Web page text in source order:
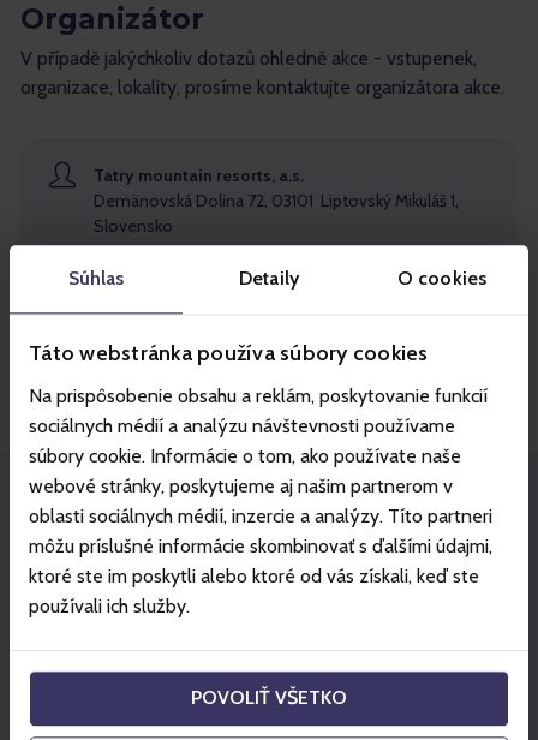
Súhlas Detaily O cookies
Táto webstránka používa súbory cookies
Na prispôsobenie obsahu a reklám, poskytovanie funkcií
sociálnych médií a analýzu návštevnosti používame
súbory cookie. Informácie o tom, ako používate naše
webové stránky, poskytujeme aj našim partnerom v
oblasti sociálnych médií, inzercie a analýzy. Títo partneri
môžu príslušné informácie skombinovať s ďalšími údajmi,
ktoré ste im poskytli alebo ktoré od vás získali, keď ste
používali ich služby.
POVOLIŤ VŠETKO
Organizátor
V případě jakýchkoliv dotazů ohledně akce - vstupenek,
organizace, lokality, prosíme kontaktujte organizátora akce.
Tatry mountain resorts, a.s.
Demänovská Dolina 72, 03101 Liptovský Mikuláš 1,
Slovensko
DIČ: 2020428036
IČ DPH: SK2020428036
Email
Staňte se partnerem Gopassu!
Gopass otevírá dveře externí
spolupráci
zážitků a ubytování až po akce, služby a produkty místních podniků.
Propagujte své akce, služby a zážitky na Gopassu.
Více informací